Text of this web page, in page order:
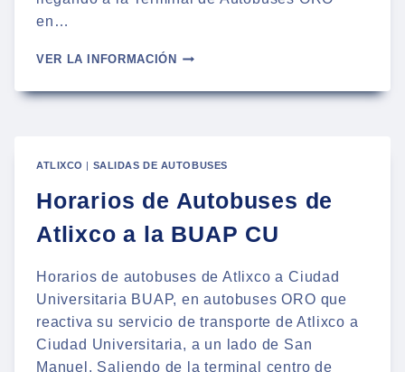
en…
VER LA INFORMACIÓNAUTOBUSES
ATLIXCO
MATAMOROS
ATLIXCO SALIDAS DE AUTOBUSES
Horarios de Autobuses de
Atlixco a la BUAP CU
Horarios de autobuses de Atlixco a Ciudad
Universitaria BUAP, en autobuses ORO que
reactiva su servicio de transporte de Atlixco a
Ciudad Universitaria, a un lado de San
Manuel. Saliendo de la terminal centro de